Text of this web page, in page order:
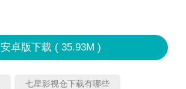
安卓版下载 ( 35.93M )
七星影视仓下载有哪些